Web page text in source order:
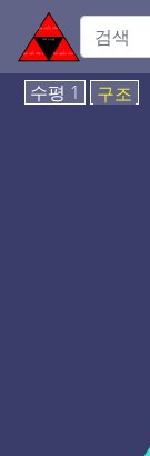
수평 1 구조